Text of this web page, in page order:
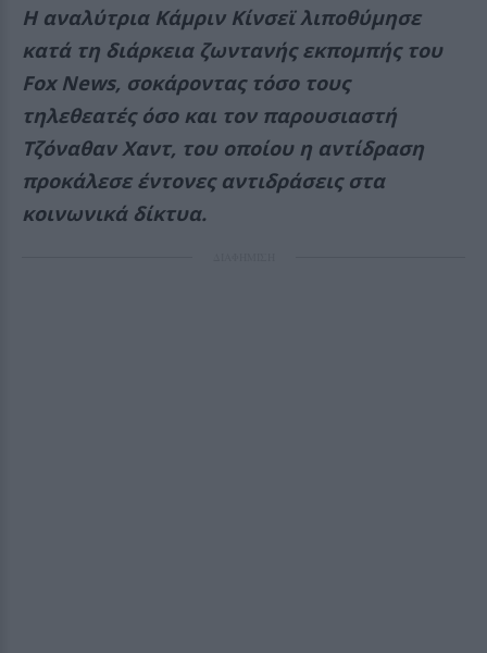
Η αναλύτρια Κάμριν Κίνσεϊ λιποθύμησε
κατά τη διάρκεια ζωντανής εκπομπής του
Fox News, σοκάροντας τόσο τους
τηλεθεατές όσο και τον παρουσιαστή
Τζόναθαν Χαντ, του οποίου η αντίδραση
προκάλεσε έντονες αντιδράσεις στα
κοινωνικά δίκτυα.